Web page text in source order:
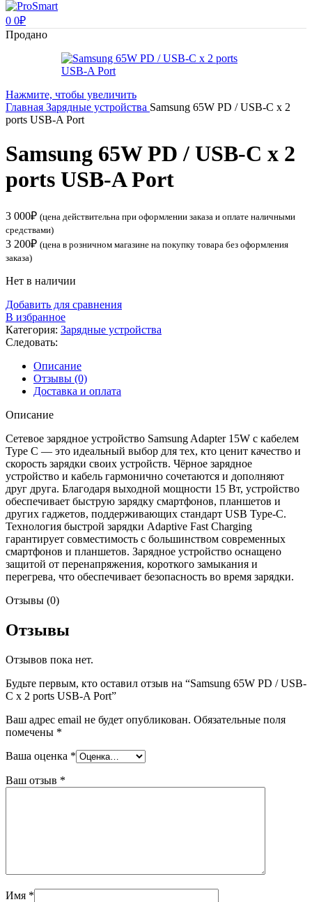
0 0₽
Продано
Нажмите, чтобы увеличить
Главная Зарядные устройства Samsung 65W PD / USB-C x 2
ports USB-A Port
Samsung 65W PD / USB-C x 2
ports USB-A Port
3 000₽ (цена действительна при оформлении заказа и оплате наличными
средствами)
3 200₽ (цена в розничном магазине на покупку товара без оформления
заказа)
Нет в наличии
Добавить для сравнения
В избранное
Категория: Зарядные устройства
Следовать:
Описание
Отзывы (0)
Доставка и оплата
Описание
Сетевое зарядное устройство Samsung Adapter 15W с кабелем
Type C — это идеальный выбор для тех, кто ценит качество и
скорость зарядки своих устройств. Чёрное зарядное
устройство и кабель гармонично сочетаются и дополняют
друг друга. Благодаря выходной мощности 15 Вт, устройство
обеспечивает быструю зарядку смартфонов, планшетов и
других гаджетов, поддерживающих стандарт USB Type-C.
Технология быстрой зарядки Adaptive Fast Charging
гарантирует совместимость с большинством современных
смартфонов и планшетов. Зарядное устройство оснащено
защитой от перенапряжения, короткого замыкания и
перегрева, что обеспечивает безопасность во время зарядки.
Отзывы (0)
Отзывы
Отзывов пока нет.
Будьте первым, кто оставил отзыв на “Samsung 65W PD / USB-
C x 2 ports USB-A Port”
Ваш адрес email не будет опубликован. Обязательные поля
помечены *
Ваша оценка *
Ваш отзыв *
Имя *